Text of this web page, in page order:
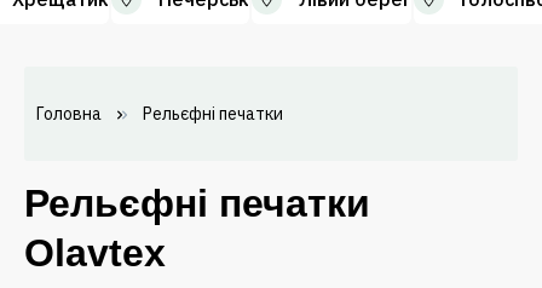
Головна Рельєфні печатки
Рельєфні печатки
Olavtex